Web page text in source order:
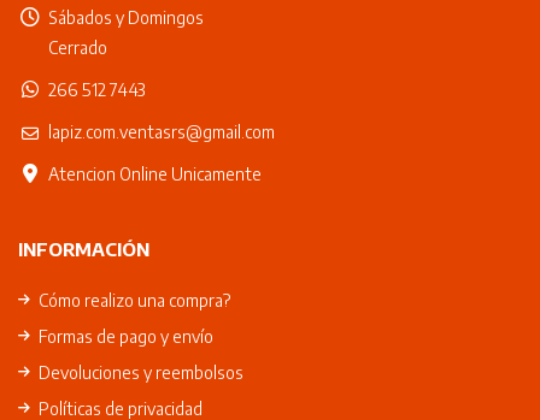
Sábados y Domingos
Cerrado
266 512 7443
lapiz.com.ventasrs@gmail.com
Atencion Online Unicamente
INFORMACIÓN
Cómo realizo una compra?
Formas de pago y envío
Devoluciones y reembolsos
Políticas de privacidad